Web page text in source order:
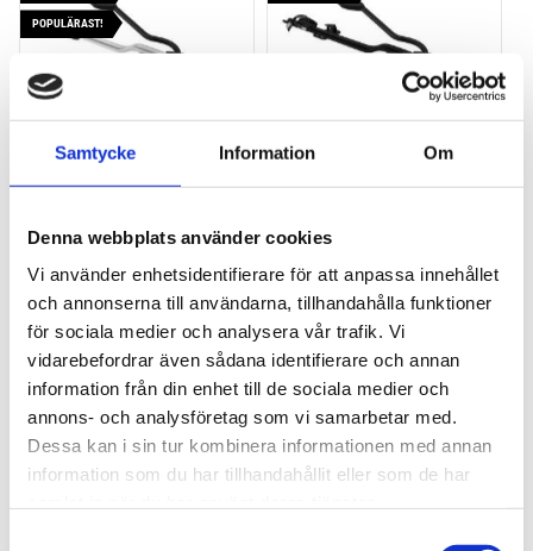
Samtycke Information Om
Denna webbplats använder cookies
Vi använder enhetsidentifierare för att anpassa innehållet
och annonserna till användarna, tillhandahålla funktioner
för sociala medier och analysera vår trafik. Vi
vidarebefordrar även sådana identifierare och annan
information från din enhet till de sociala medier och
annons- och analysföretag som vi samarbetar med.
Dessa kan i sin tur kombinera informationen med annan
information som du har tillhandahållit eller som de har
THULE PRORIDE
för takräcke
2 195kr
2 395kr
POPULÄRAST!
THULE PRORIDE BLACK
takcykelhållare
2 395kr
2 595kr
HALVA PRISET!
Lägg till i favoriter Lägg